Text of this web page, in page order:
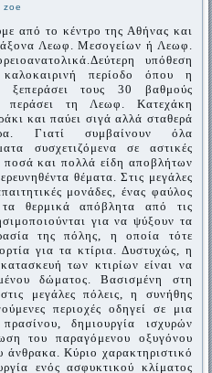
zoe
από το κέντρο της Αθήνας και
άξονα Λεωφ. Μεσογείων ή Λεωφ.
Δεύτερη υπόθεση
περίοδο όπου η
ξεπεράσει τους 30 βαθμούς
περάσει τη Λεωφ. Κατεχάκη
και παύει σιγά αλλά σταθερά
Γιατί συμβαίνουν όλα
συσχετιζόμενα σε αστικές
ποσά και πολλά είδη αποβλήτων
θέματα. Στις μεγάλες
μονάδες, ένας φαύλος
τα θερμικά απόβλητα από τις
για να ψύξουν τα
της πόλης, η οποία τότε
για τα κτίρια. Δυστυχώς, η
των κτιρίων είναι να
δώματος. Βασισμένη στη
μεγάλες πόλεις, η συνήθης
περιοχές οδηγεί σε μια
δημιουργία ισχυρών
του παραγόμενου οξυγόνου
άνθρακα. Κύριο χαρακτηριστικό
ενός ασφυκτικού κλίματος